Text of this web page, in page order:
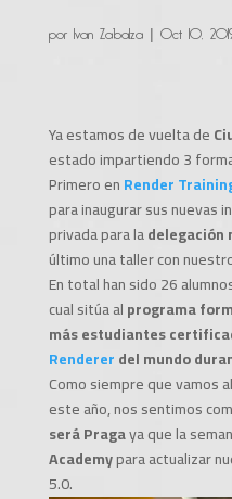
por Ivan Zabalza| Oct 10,
Ya estamos de vuelta de
estado impartiendo 3
Primero enRender
para inaugurar sus nuevas
privada para ladelegación
último una taller con
En total han sido 26
cual sitúa alprograma
más estudiantes
Rendererdel mundo
Como siempre que vamos
este año, nos sentimos
será Pragaya que la
Academypara actualizar
5.0.